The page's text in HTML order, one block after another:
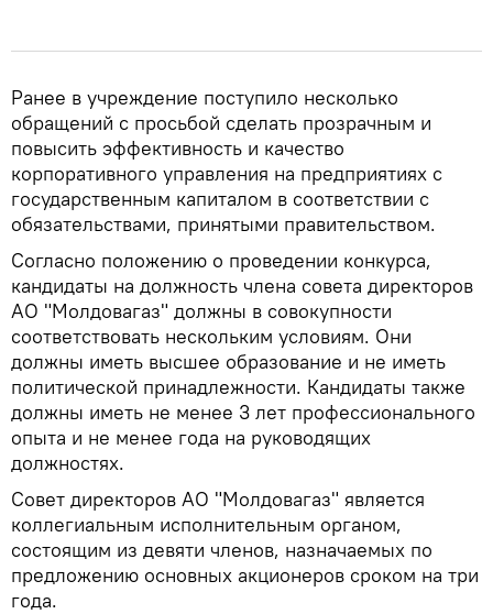
Ранее в учреждение поступило несколько
обращений с просьбой сделать прозрачным и
повысить эффективность и качество
корпоративного управления на предприятиях с
государственным капиталом в соответствии с
обязательствами, принятыми правительством.
Согласно положению о проведении конкурса,
кандидаты на должность члена совета директоров
АО "Молдовагаз" должны в совокупности
соответствовать нескольким условиям. Они
должны иметь высшее образование и не иметь
политической принадлежности. Кандидаты также
должны иметь не менее 3 лет профессионального
опыта и не менее года на руководящих
должностях.
Совет директоров АО "Молдовагаз" является
коллегиальным исполнительным органом,
состоящим из девяти членов, назначаемых по
предложению основных акционеров сроком на три
года.